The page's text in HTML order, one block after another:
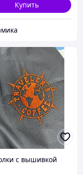
Купить
с вышивкой